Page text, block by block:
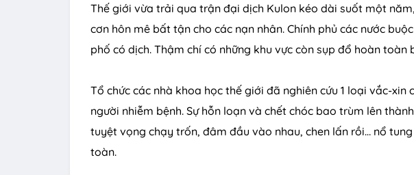
Thế giới vừa trải qua trận đại dịch Kulon kéo dài suốt một
cơn hôn mê bất tận cho các nạn nhân. Chính phủ các nước
phố có dịch. Thậm chí có những khu vực còn sụp đổ hoàn toàn
Tổ chức các nhà khoa học thế giới đã nghiên cứu 1 loại vắc-xin
người nhiễm bệnh. Sự hỗn loạn và chết chóc bao trùm lên
tuyệt vọng chạy trốn, đâm đầu vào nhau, chen lấn rồi… nổ
toàn.